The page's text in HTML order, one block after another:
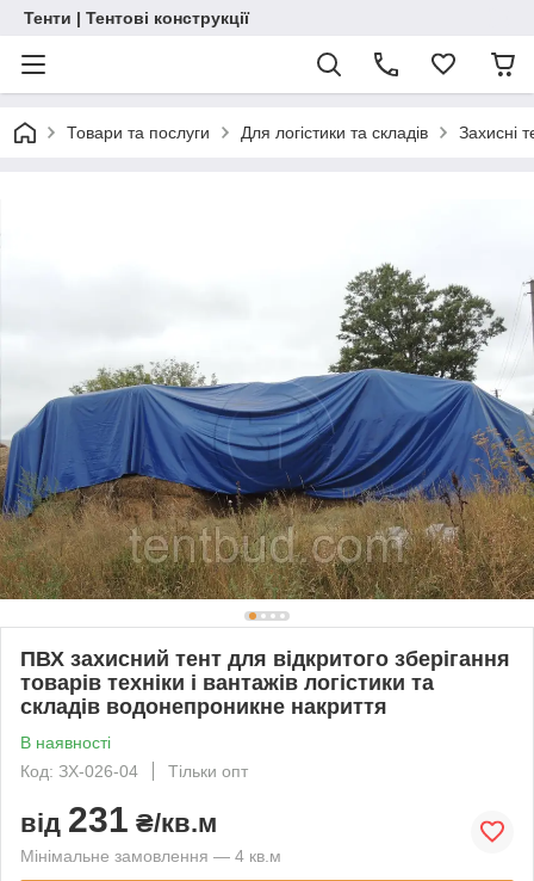
Тенти | Тентові конструкції
Товари та послуги Для логістики та складів Захисні
ПВХ захисний тент для відкритого зберігання
товарів техніки і вантажів логістики та
складів водонепроникне накриття
В наявності
Код: ЗХ-026-04
Тільки опт
від 231 ₴/кв.м
Мінімальне замовлення — 4 кв.м